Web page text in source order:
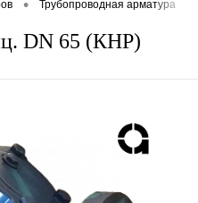
• Трубопроводная арматура
DN 65 (КНР)